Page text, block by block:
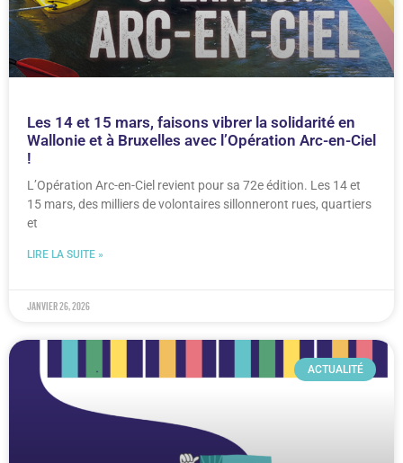
Les 14 et 15 mars, faisons vibrer la solidarité en
Wallonie et à Bruxelles avec l’Opération Arc-en-Ciel
!
L’Opération Arc-en-Ciel revient pour sa 72e édition. Les 14 et
15 mars, des milliers de volontaires sillonneront rues, quartiers
et
LIRE LA SUITE »
janvier 26, 2026
ACTUALITÉ